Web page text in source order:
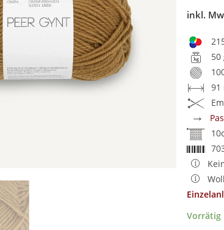
inkl.
50
91
→
Vorrätig